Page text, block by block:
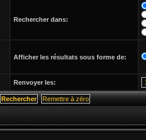
Rechercher dans:
Afficher les résultats sous forme de:
Renvoyer les: